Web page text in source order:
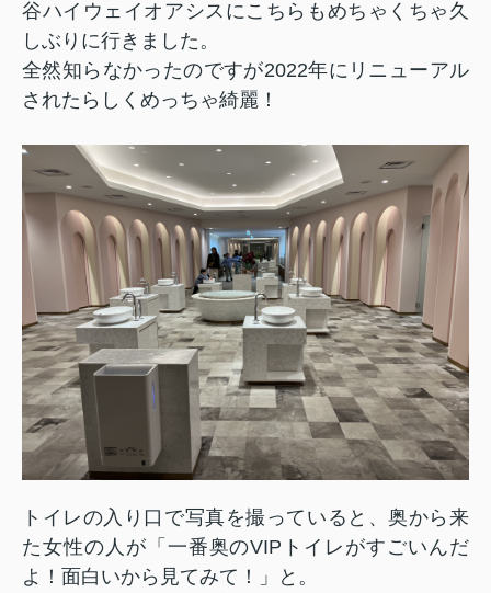
谷ハイウェイオアシスにこちらもめちゃくちゃ久
しぶりに行きました。
全然知らなかったのですが2022年にリニューアル
されたらしくめっちゃ綺麗！
トイレの入り口で写真を撮っていると、奥から来
た女性の人が「一番奥のVIP トイレがすごいんだ
よ！面白いから見てみて！」と。